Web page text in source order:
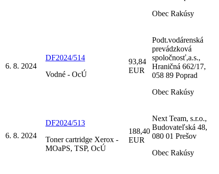
Obec Rakúsy
6. 8. 2024
DF2024/514
Vodné - OcÚ
93,84
EUR
Podt.vodárenská
prevádzková
spoločnosť,a.s.,
Hraničná 662/17,
058 89 Poprad
Obec Rakúsy
6. 8. 2024
DF2024/513
Toner cartridge Xerox -
MOaPS, TSP, OcÚ
188,40
EUR
Next Team, s.r.o.,
Budovateľská 48,
080 01 Prešov
Obec Rakúsy